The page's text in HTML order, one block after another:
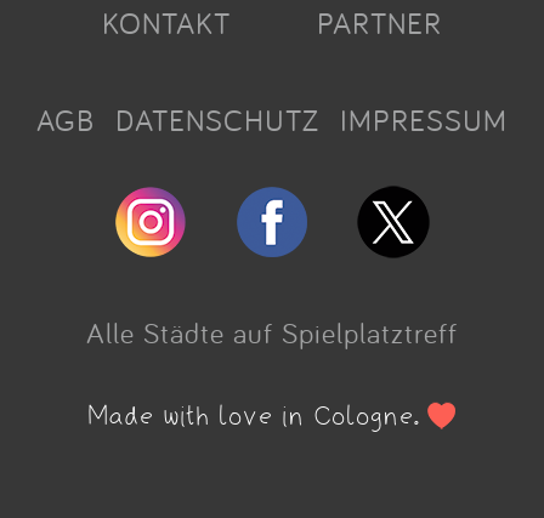
KONTAKT PARTNER
AGB DATENSCHUTZ IMPRESSUM
Alle Städte auf Spielplatztreff
Made with love in Cologne.